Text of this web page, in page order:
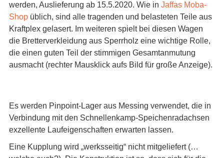
werden, Auslieferung ab 15.5.2020. Wie in Jaffas Moba-
Shopüblich, sind alle tragenden und belasteten Teile aus
Kraftplex gelasert. Im weiteren spielt bei diesen Wagen
die Bretterverkleidung aus Sperrholz eine wichtige Rolle,
die einen guten Teil der stimmigen Gesamtanmutung
ausmacht (rechter Mausklick aufs Bild für große Anzeige).
Es werden Pinpoint-Lager aus Messing verwendet, die in
Verbindung mit den Schnellenkamp-Speichenradachsen
exzellente Laufeigenschaften erwarten lassen.
Eine Kupplung wird „werksseitig“ nicht mitgeliefert (…